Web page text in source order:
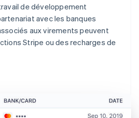
de développement
avec les banques
aux virements peuvent
Stripe ou des recharges de